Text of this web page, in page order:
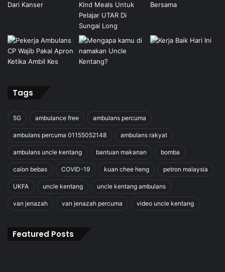
Tags
5G ambulance free ambulans percuma
ambulans percuma 01155052148 ambulans rakyat
ambulans uncle kentang bantuan makanan bomba
calon bebas COVID-19 kuan chee heng petron malaysia
UKFA uncle kentang uncle kentang ambulans
van jenazah van jenazah percuma video uncle kentang
Featured Posts